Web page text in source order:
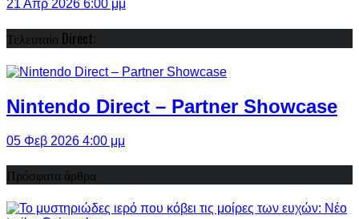
21 Απρ 2026 6:00 μμ
Τελευταίο Direct:
Nintendo Direct – Partner Showcase
05 Φεβ 2026 4:00 μμ
Πρόσφατα άρθρα